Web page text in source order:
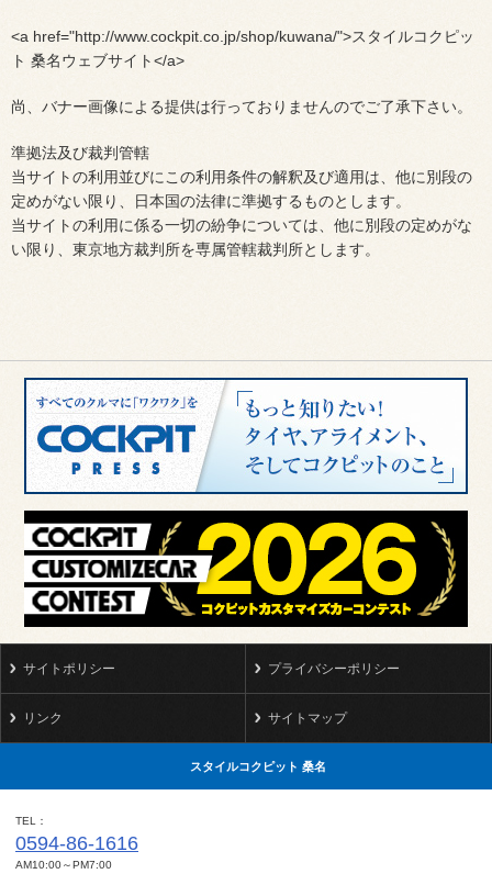
<a href="http://www.cockpit.co.jp/shop/kuwana/">スタイルコクピッ
ト 桑名ウェブサイト</a>
尚、バナー画像による提供は行っておりませんのでご了承下さい。
準拠法及び裁判管轄
当サイトの利用並びにこの利用条件の解釈及び適用は、他に別段の
定めがない限り、日本国の法律に準拠するものとします。
当サイトの利用に係る一切の紛争については、他に別段の定めがな
い限り、東京地方裁判所を専属管轄裁判所とします。
サイトポリシー プライバシーポリシー
リンク サイトマップ
スタイルコクピット 桑名
TEL
0594-86-1616
AM10:00～PM7:00